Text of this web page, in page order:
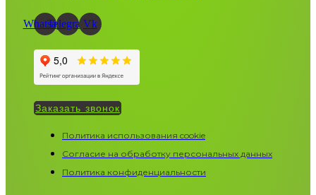
WhatsappTelegramVk
Заказать звонок
Политика использования cookie
Согласие на обработку персональных данных
Политика конфиденциальности